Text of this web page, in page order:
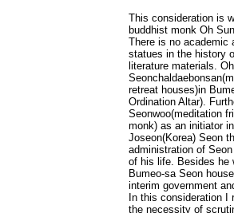
This consideration is
buddhist monk Oh
There is no academic
statues in the history
literature materials.
retreat houses)in
Ordination Altar).
Seonwoo(meditation
monk) as an initiator
Joseon(Korea) Seon
administration of
of his life. Besides he
Bumeo-sa Seon
interim government
In this consideration I
the necessity of